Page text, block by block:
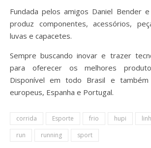
Fundada pelos amigos Daniel Bender
produz componentes, acessórios,
luvas e capacetes.
Sempre buscando inovar e trazer
para oferecer os melhores
Disponível em todo Brasil e
europeus, Espanha e Portugal.
corrida Esporte frio hupi
run
running sport